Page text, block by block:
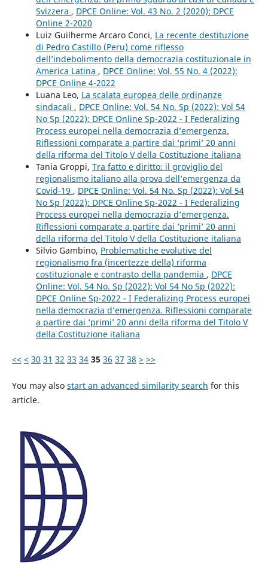
Svizzera , DPCE Online: Vol. 43 No. 2 (2020): DPCE
Online 2-2020
Luiz Guilherme Arcaro Conci, La recente destituzione
di Pedro Castillo (Peru) come riflesso
dell’indebolimento della democrazia costituzionale in
America Latina , DPCE Online: Vol. 55 No. 4 (2022):
DPCE Online 4-2022
Luana Leo, La scalata europea delle ordinanze
sindacali , DPCE Online: Vol. 54 No. Sp (2022): Vol 54
No Sp (2022): DPCE Online Sp-2022 - I Federalizing
Process europei nella democrazia d’emergenza.
Riflessioni comparate a partire dai ‘primi’ 20 anni
della riforma del Titolo V della Costituzione italiana
Tania Groppi, Tra fatto e diritto: il groviglio del
regionalismo italiano alla prova dell’emergenza da
Covid-19 , DPCE Online: Vol. 54 No. Sp (2022): Vol 54
No Sp (2022): DPCE Online Sp-2022 - I Federalizing
Process europei nella democrazia d’emergenza.
Riflessioni comparate a partire dai ‘primi’ 20 anni
della riforma del Titolo V della Costituzione italiana
Silvio Gambino, Problematiche evolutive del
regionalismo fra (incertezze della) riforma
costituzionale e contrasto della pandemia , DPCE
Online: Vol. 54 No. Sp (2022): Vol 54 No Sp (2022):
DPCE Online Sp-2022 - I Federalizing Process europei
nella democrazia d’emergenza. Riflessioni comparate
a partire dai ‘primi’ 20 anni della riforma del Titolo V
della Costituzione italiana
<< < 30 31 32 33 34 35 36 37 38 > >>
You may also start an advanced similarity search for this
article.